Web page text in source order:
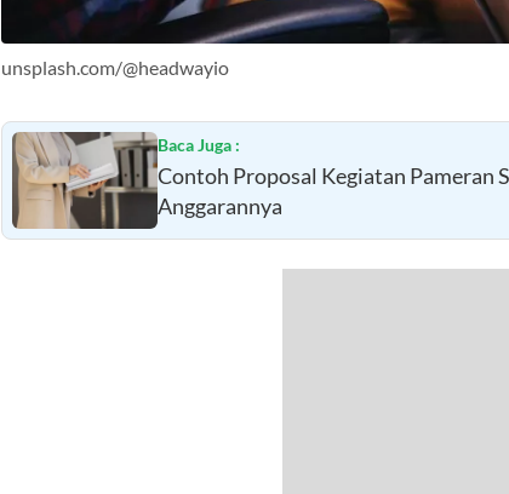
unsplash.com/@headwayio
Baca Juga :
Contoh Proposal Kegiatan Pameran
Anggarannya